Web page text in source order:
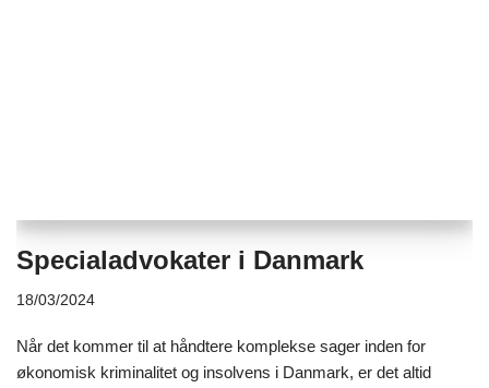
Specialadvokater i Danmark
18/03/2024
Når det kommer til at håndtere komplekse sager inden for
økonomisk kriminalitet og insolvens i Danmark, er det altid